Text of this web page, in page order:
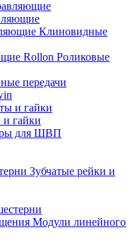
Клиновидные
Роликовые
передачи
гайки
для ШВП
Зубчатые рейки и
Модули линейного